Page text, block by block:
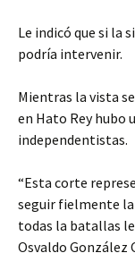
Le indicó que si la
podría intervenir.
Mientras la vista
en Hato Rey hubo
independentistas.
“Esta corte
seguir fielmente la
todas la batallas
Osvaldo González